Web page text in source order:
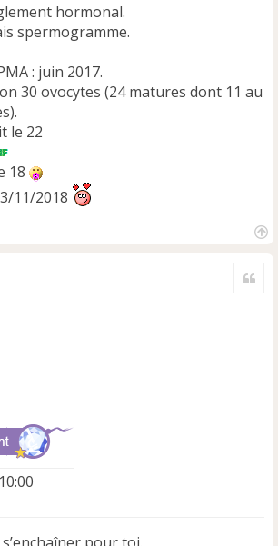
hormonal.
spermogramme.
: juin 2017.
30 ovocytes (24 matures dont 11 au
le 22
18
11/2018